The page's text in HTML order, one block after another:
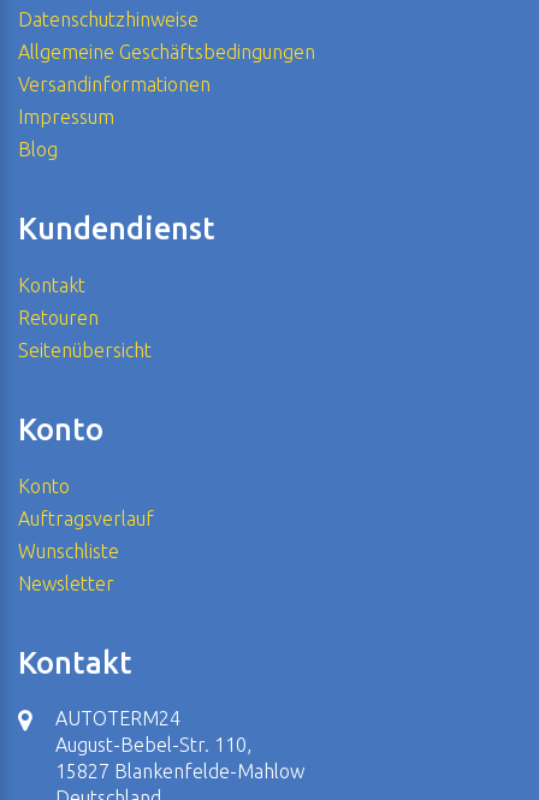
Datenschutzhinweise
Allgemeine Geschäftsbedingungen
Versandinformationen
Impressum
Blog
Kundendienst
Kontakt
Retouren
Seitenübersicht
Konto
Konto
Auftragsverlauf
Wunschliste
Newsletter
Kontakt
AUTOTERM24
August-Bebel-Str. 110,
15827 Blankenfelde-Mahlow